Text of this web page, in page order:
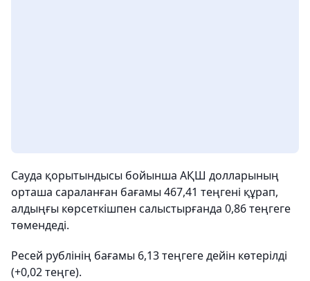
Сауда қорытындысы бойынша АҚШ долларының
орташа сараланған бағамы 467,41 теңгені құрап,
алдыңғы көрсеткішпен салыстырғанда 0,86 теңгеге
төмендеді.
Ресей рублінің бағамы 6,13 теңгеге дейін көтерілді
(+0,02 теңге).